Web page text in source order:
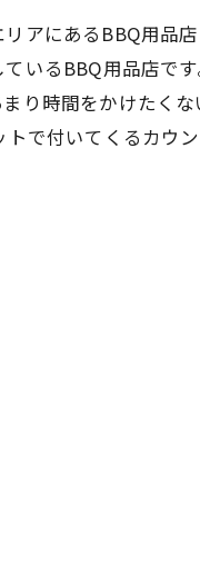
アにあるBBQ用品
いるBBQ用品店で
り時間をかけたく
トで付いてくるカウ